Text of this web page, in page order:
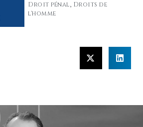
Droit pénal, Droits de
l'homme